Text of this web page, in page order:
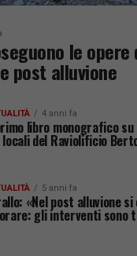
le opere
post alluvione
4 anni fa
libro monografico
locali del Raviolificio
5 anni fa
«Nel post alluvione
gli interventi sono